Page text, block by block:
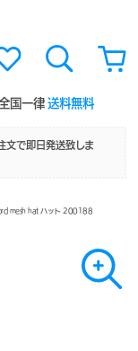
国一律送料無料
文で即日発送致しま
mesh hat ハット 200188